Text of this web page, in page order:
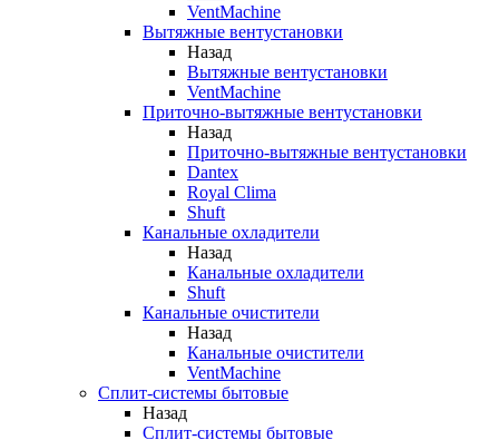
VentMachine
Вытяжные вентустановки
Назад
Вытяжные вентустановки
VentMachine
Приточно-вытяжные вентустановки
Назад
Приточно-вытяжные вентустановки
Dantex
Royal Clima
Shuft
Канальные охладители
Назад
Канальные охладители
Shuft
Канальные очистители
Назад
Канальные очистители
VentMachine
Сплит-системы бытовые
Назад
Сплит-системы бытовые